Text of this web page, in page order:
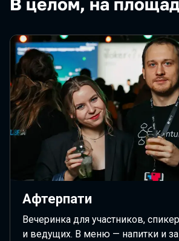
Афтерпати
Вечеринка для участников,
и ведущих. В меню — напитки и